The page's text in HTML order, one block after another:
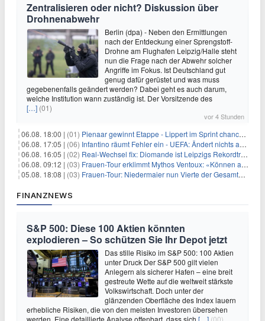
Zentralisieren oder nicht? Diskussion über
Drohnenabwehr
Berlin (dpa) - Neben den Ermittlungen
nach der Entdeckung einer Sprengstoff-
Drohne am Flughafen Leipzig/Halle steht
nun die Frage nach der Abwehr solcher
Angriffe im Fokus. Ist Deutschland gut
genug dafür gerüstet und was muss
gegebenenfalls geändert werden? Dabei geht es auch darum,
welche Institution wann zuständig ist. Der Vorsitzende des
[…] (01)
vor 4 Stunden
06.08. 18:00 | (01) Pienaar gewinnt Etappe - Lippert im Sprint chancenlos
06.08. 17:05 | (06) Infantino räumt Fehler ein - UEFA: Ändert nichts an Boykott
06.08. 16:05 | (02) Real-Wechsel fix: Diomande ist Leipzigs Rekordtransfer
06.08. 09:12 | (03) Frauen-Tour erklimmt Mythos Ventoux: «Können alles schaffen»
05.08. 18:08 | (03) Frauen-Tour: Niedermaier nun Vierte der Gesamtwertung
FINANZNEWS
S&P 500: Diese 100 Aktien könnten
explodieren – So schützen Sie Ihr Depot jetzt
Das stille Risiko im S&P 500: 100 Aktien
unter Druck Der S&P 500 gilt vielen
Anlegern als sicherer Hafen – eine breit
gestreute Wette auf die weltweit stärkste
Volkswirtschaft. Doch unter der
glänzenden Oberfläche des Index lauern
erhebliche Risiken, die von den meisten Investoren übersehen
werden. Eine detaillierte Analyse offenbart, dass sich […] (00)